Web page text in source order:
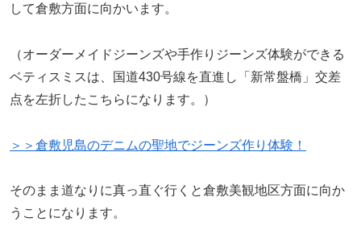
して倉敷方面に向かいます。
（オーダーメイドジーンズや手作りジーンズ体験ができる
ベティスミスは、国道430号線を直進し「新常盤橋」交差
点を左折したこちらになります。）
＞＞倉敷児島のデニムの聖地でジーンズ作り体験！
そのまま道なりに真っ直ぐ行くと倉敷美観地区方面に向か
うことになります。